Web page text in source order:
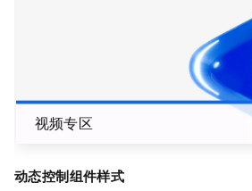
视频专区
动态控制组件样式